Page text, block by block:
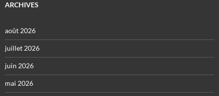
ARCHIVES
août 2026
juillet 2026
juin 2026
mai 2026